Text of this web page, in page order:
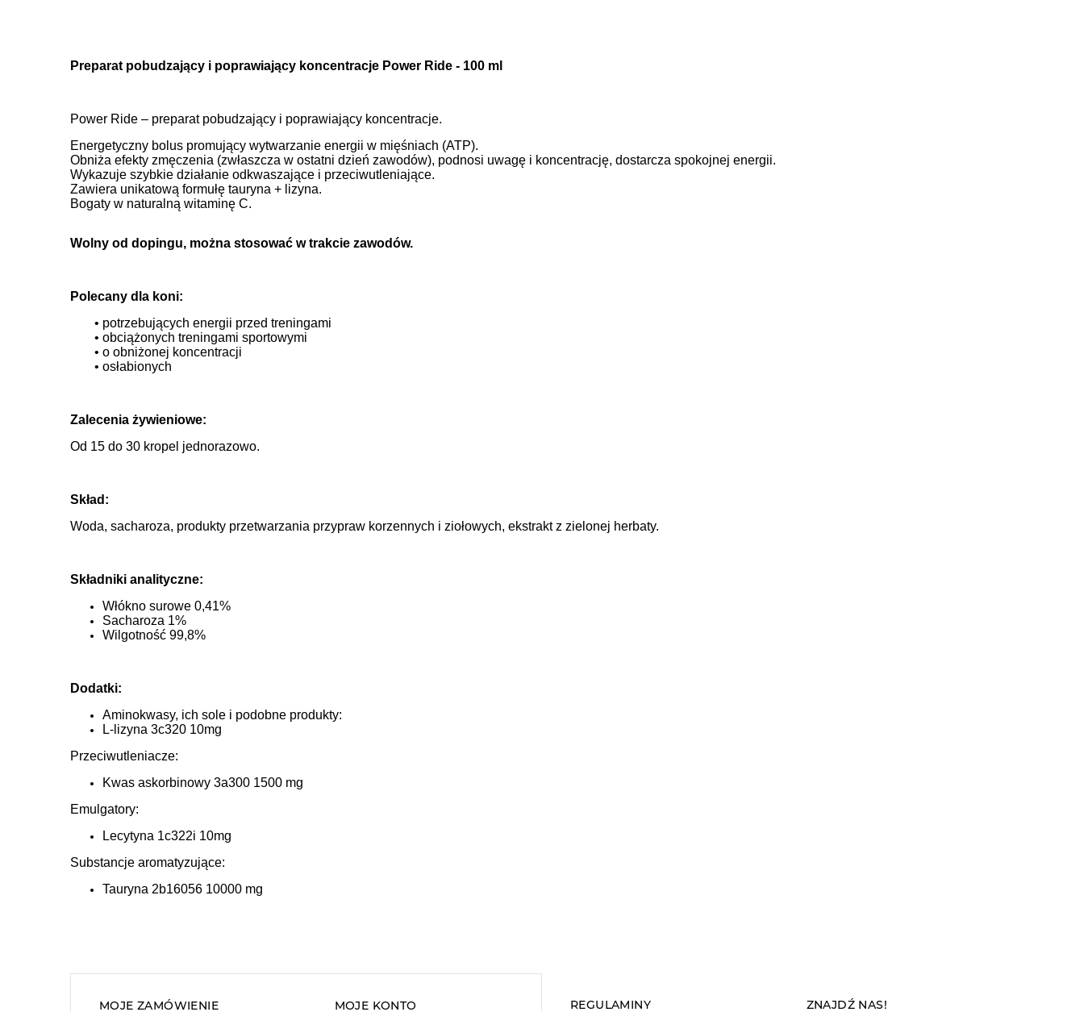
Preparat pobudzający i poprawiający koncentracje Power Ride - 100 ml
Power Ride – preparat pobudzający i poprawiający koncentracje.
Energetyczny bolus promujący wytwarzanie energii w mięśniach (ATP).
Obniża efekty zmęczenia (zwłaszcza w ostatni dzień zawodów), podnosi uwagę i koncentrację, dostarcza spokojnej energii.
Wykazuje szybkie działanie odkwaszające i przeciwutleniające.
Zawiera unikatową formułę tauryna + lizyna.
Bogaty w naturalną witaminę C.
Wolny od dopingu, można stosować w trakcie zawodów.
Polecany dla koni:
• potrzebujących energii przed treningami
• obciążonych treningami sportowymi
• o obniżonej koncentracji
• osłabionych
Zalecenia żywieniowe:
Od 15 do 30 kropel jednorazowo.
Skład:
Woda, sacharoza, produkty przetwarzania przypraw korzennych i ziołowych, ekstrakt z zielonej herbaty.
Składniki analityczne:
Włókno surowe 0,41%
Sacharoza 1%
Wilgotność 99,8%
Dodatki:
Aminokwasy, ich sole i podobne produkty:
L-lizyna 3c320 10mg
Przeciwutleniacze:
Kwas askorbinowy 3a300 1500 mg
Emulgatory:
Lecytyna 1c322i 10mg
Substancje aromatyzujące:
Tauryna 2b16056 10000 mg
MOJE ZAMÓWIENIE MOJE KONTO REGULAMINY ZNAJDŹ NAS!